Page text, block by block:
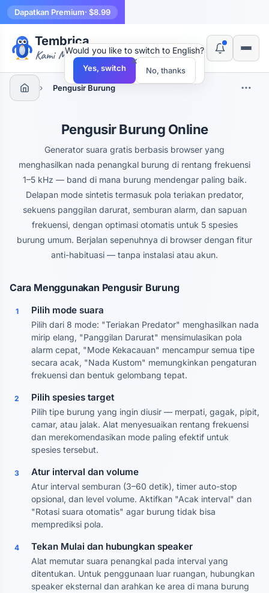
Dapatkan Premium· $8.99
Tembrica
Kami Membuat Alat
› Pengusir Burung
Pengusir Burung Online
Generator suara gratis berbasis browser yang
menghasilkan nada penangkal burung di rentang frekuensi
1–5 kHz — band di mana burung mendengar paling baik.
Delapan mode sintetis termasuk pola teriakan predator,
sekuens panggilan darurat, semburan alarm, dan sapuan
frekuensi, dengan optimasi otomatis untuk 5 spesies
burung umum. Berjalan sepenuhnya di browser dengan fitur
anti-habituasi — tanpa instalasi atau akun.
Cara Menggunakan Pengusir Burung
1 Pilih mode suara
Pilih dari 8 mode: "Teriakan Predator" menghasilkan nada
mirip elang, "Panggilan Darurat" mensimulasikan pola
alarm cepat, "Mode Kekacauan" mencampur semua tipe
secara acak, "Nada Kustom" memungkinkan pengaturan
frekuensi dan bentuk gelombang tepat.
2 Pilih spesies target
Pilih tipe burung yang ingin diusir — merpati, gagak, pipit,
camar, atau jalak. Alat menyesuaikan rentang frekuensi
dan merekomendasikan mode paling efektif untuk
spesies tersebut.
3 Atur interval dan volume
Atur interval semburan (3–60 detik), timer auto-stop
opsional, dan level volume. Aktifkan "Acak interval" dan
"Rotasi suara otomatis" agar burung tidak bisa
memprediksi pola.
4 Tekan Mulai dan hubungkan speaker
Alat memutar suara penangkal pada interval yang
ditentukan. Untuk penggunaan luar ruangan, hubungkan
speaker eksternal dan arahkan ke area di mana burung
×
Would you like to switch to English?
Yes, switch No, thanks